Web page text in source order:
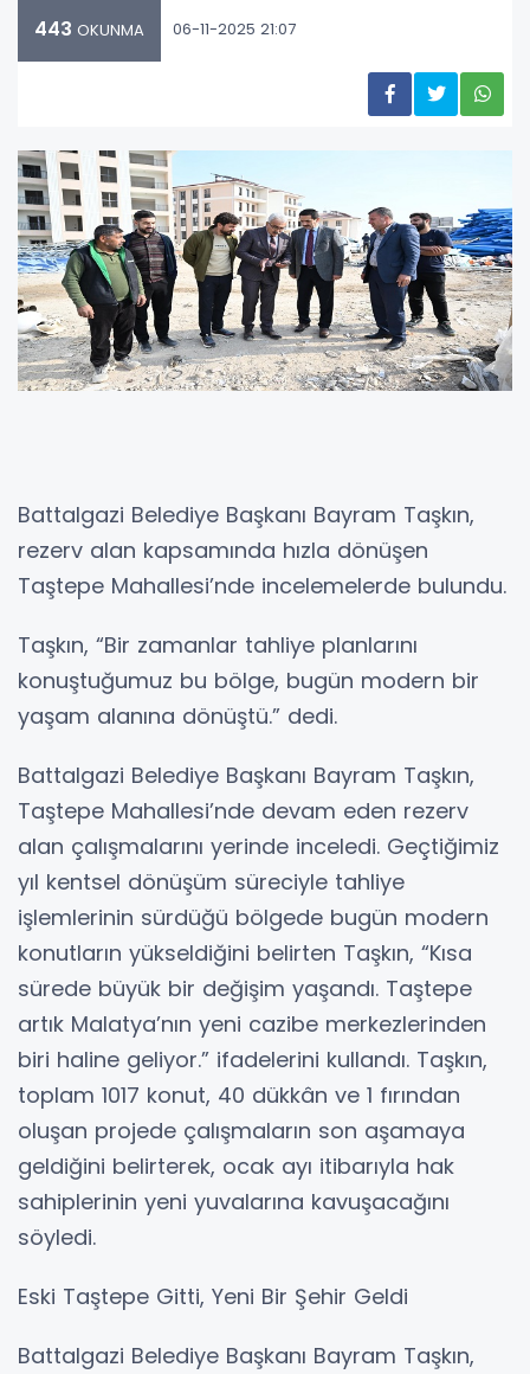
443 OKUNMA 06-11-2025 21:07
Battalgazi Belediye Başkanı Bayram Taşkın,
rezerv alan kapsamında hızla dönüşen
Taştepe Mahallesi’nde incelemelerde bulundu.
Taşkın, “Bir zamanlar tahliye planlarını
konuştuğumuz bu bölge, bugün modern bir
yaşam alanına dönüştü.” dedi.
Battalgazi Belediye Başkanı Bayram Taşkın,
Taştepe Mahallesi’nde devam eden rezerv
alan çalışmalarını yerinde inceledi. Geçtiğimiz
yıl kentsel dönüşüm süreciyle tahliye
işlemlerinin sürdüğü bölgede bugün modern
konutların yükseldiğini belirten Taşkın, “Kısa
sürede büyük bir değişim yaşandı. Taştepe
artık Malatya’nın yeni cazibe merkezlerinden
biri haline geliyor.” ifadelerini kullandı. Taşkın,
toplam 1017 konut, 40 dükkân ve 1 fırından
oluşan projede çalışmaların son aşamaya
geldiğini belirterek, ocak ayı itibarıyla hak
sahiplerinin yeni yuvalarına kavuşacağını
söyledi.
Eski Taştepe Gitti, Yeni Bir Şehir Geldi
Battalgazi Belediye Başkanı Bayram Taşkın,